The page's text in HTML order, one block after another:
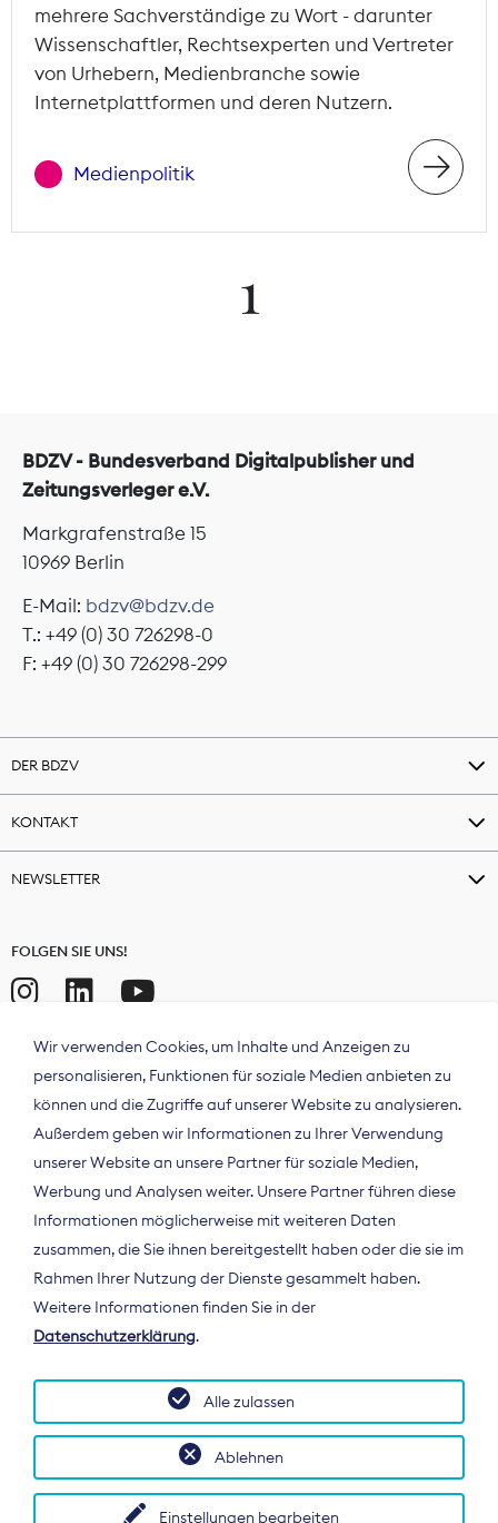
mehrere Sachverständige zu Wort - darunter
Wissenschaftler, Rechtsexperten und Vertreter
von Urhebern, Medienbranche sowie
Internetplattformen und deren Nutzern.
Medienpolitik
1
BDZV - Bundesverband Digitalpublisher und
Zeitungsverleger e.V.
Markgrafenstraße 15
10969 Berlin
E-Mail: bdzv@bdzv.de
T.: +49 (0) 30 726298-0
F: +49 (0) 30 726298-299
DER BDZV
KONTAKT
NEWSLETTER
FOLGEN SIE UNS!
Der Bundesverband Digitalpublisher und
Zeitungsverleger (BDZV) vertritt als
Spitzenorganisation die Interessen der
Deutschland und auf EU-Ebene.
Wir verwenden Cookies, um Inhalte und Anzeigen zu
personalisieren, Funktionen für soziale Medien anbieten zu
können und die Zugriffe auf unserer Website zu analysieren.
Außerdem geben wir Informationen zu Ihrer Verwendung
unserer Website an unsere Partner für soziale Medien,
Werbung und Analysen weiter. Unsere Partner führen diese
Informationen möglicherweise mit weiteren Daten
zusammen, die Sie ihnen bereitgestellt haben oder die sie im
Rahmen Ihrer Nutzung der Dienste gesammelt haben.
Weitere Informationen finden Sie in der
Datenschutzerklärung.
Einstellungen bearbeiten
Ablehnen
Alle zulassen